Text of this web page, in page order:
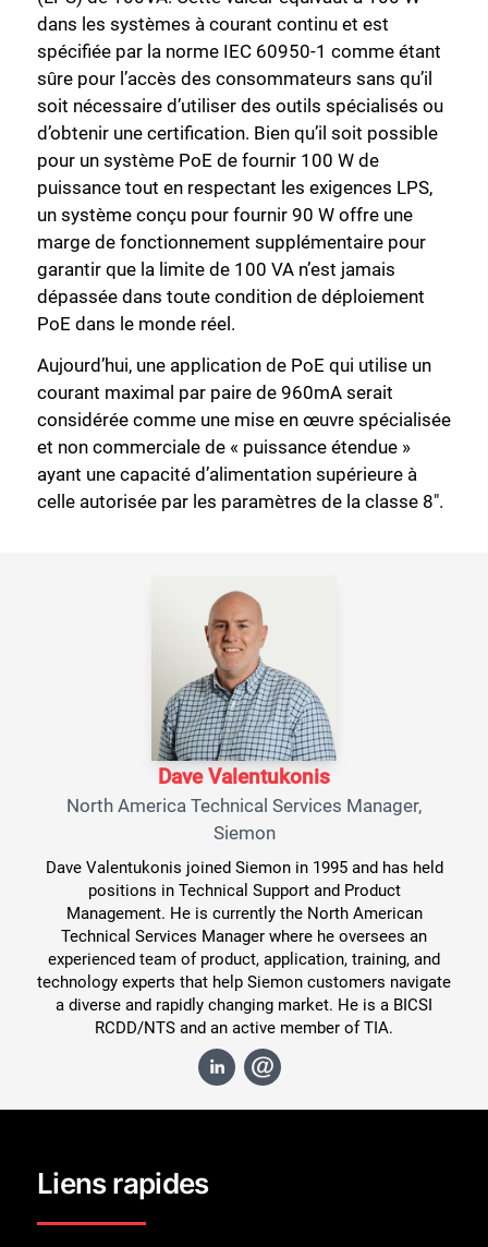
dans les systèmes à courant continu et est
spécifiée par la norme IEC 60950-1 comme étant
sûre pour l’accès des consommateurs sans qu’il
soit nécessaire d’utiliser des outils spécialisés ou
d’obtenir une certification. Bien qu’il soit possible
pour un système PoE de fournir 100 W de
puissance tout en respectant les exigences LPS,
un système conçu pour fournir 90 W offre une
marge de fonctionnement supplémentaire pour
garantir que la limite de 100 VA n’est jamais
dépassée dans toute condition de déploiement
PoE dans le monde réel.
Aujourd’hui, une application de PoE qui utilise un
courant maximal par paire de 960mA serait
considérée comme une mise en œuvre spécialisée
et non commerciale de « puissance étendue »
ayant une capacité d’alimentation supérieure à
celle autorisée par les paramètres de la classe 8″.
Dave Valentukonis
North America Technical Services Manager,
Siemon
Dave Valentukonis joined Siemon in 1995 and has held
positions in Technical Support and Product
Management. He is currently the North American
Technical Services Manager where he oversees an
experienced team of product, application, training, and
technology experts that help Siemon customers navigate
a diverse and rapidly changing market. He is a BICSI
RCDD/NTS and an active member of TIA.
Liens rapides
Fermer